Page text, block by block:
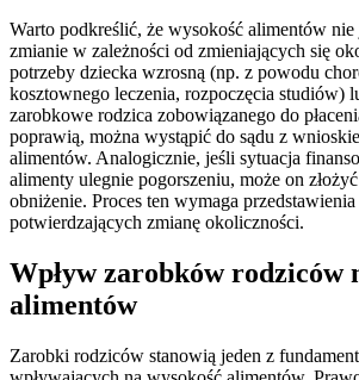
Warto podkreślić, że wysokość alimentów nie
zmianie w zależności od zmieniających się
potrzeby dziecka wzrosną (np. z powodu
kosztownego leczenia, rozpoczęcia studiów)
zarobkowe rodzica zobowiązanego do
poprawią, można wystąpić do sądu z
alimentów. Analogicznie, jeśli sytuacja
alimenty ulegnie pogorszeniu, może on
obniżenie. Proces ten wymaga
potwierdzających zmianę okoliczności.
Wpływ zarobków rodziców
alimentów
Zarobki rodziców stanowią jeden z